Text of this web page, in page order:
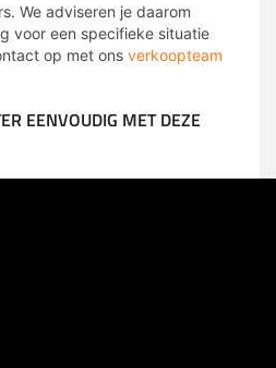
We adviseren je daarom
voor een specifieke situatie
op met ons verkoopteam
EENVOUDIG MET DEZE